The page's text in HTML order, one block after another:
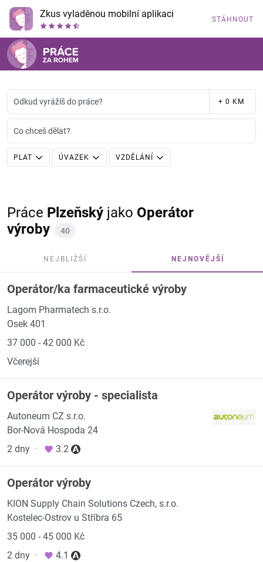
Zkus vyladěnou mobilní aplikaci STÁHNOUT
Odkud vyrážíš do práce? + 0 KM
Co chceš dělat?
PLAT ÚVAZEK VZDĚLÁNÍ
Práce Plzeňský jako Operátor
výroby
40
NEJBLIŽŠÍ NEJNOVĚJŠÍ
Operátor/ka farmaceutické výroby
Lagom Pharmatech s.r.o.
Osek 401
37 000 - 42 000 Kč
Včerejší
Operátor výroby - specialista
Autoneum CZ s.r.o.
Bor-Nová Hospoda 24
2 dny · 3.2
Operátor výroby
KION Supply Chain Solutions Czech, s.r.o.
Kostelec-Ostrov u Stříbra 65
35 000 - 45 000 Kč
2 dny · 4.1